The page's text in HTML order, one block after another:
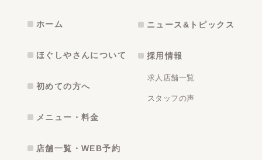
ホーム
ほぐしやさんについて
初めての方へ
メニュー・料金
店舗一覧・WEB予約
ニュース&トピックス
採用情報
求人店舗一覧
スタッフの声